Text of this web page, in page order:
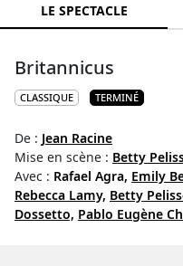
LE SPECTACLE
Britannicus
CLASSIQUE TERMINÉ
De : Jean Racine
Mise en scène : Betty
Avec : Rafael Agra, Emily
Rebecca Lamy, Betty
Dossetto, Pablo Eugène